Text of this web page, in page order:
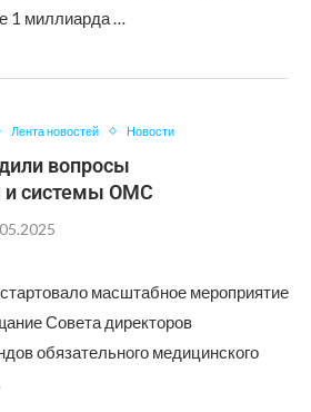
1 миллиарда …
Лента новостей Новости
вопросы
и системы ОМС
масштабное мероприятие
Совета директоров
обязательного медицинского